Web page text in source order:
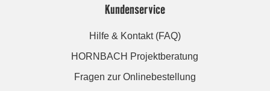
Kundenservice
Hilfe & Kontakt (FAQ)
HORNBACH Projektberatung
Fragen zur Onlinebestellung